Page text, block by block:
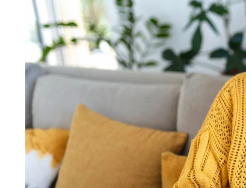
Wiosenny koncert ptaków na płocie